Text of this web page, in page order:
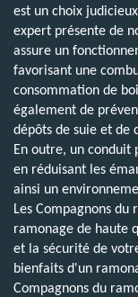
est un choix
expert présente de
assure un
favorisant une
consommation de
également de
dépôts de suie et de
En outre, un
en réduisant les
ainsi un
Les Compagnons
ramonage de haute
et la sécurité de
bienfaits d'un
Compagnons du